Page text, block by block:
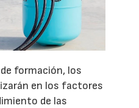
formación, los
en los factores
de las